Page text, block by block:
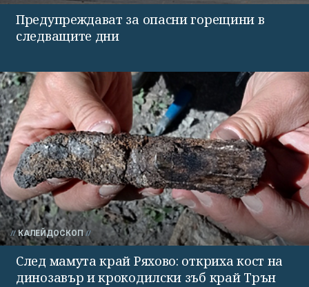
Предупреждават за опасни горещини в
следващите дни
КАЛЕЙДОСКОП
След мамута край Ряхово: откриха кост на
динозавър и крокодилски зъб край Трън